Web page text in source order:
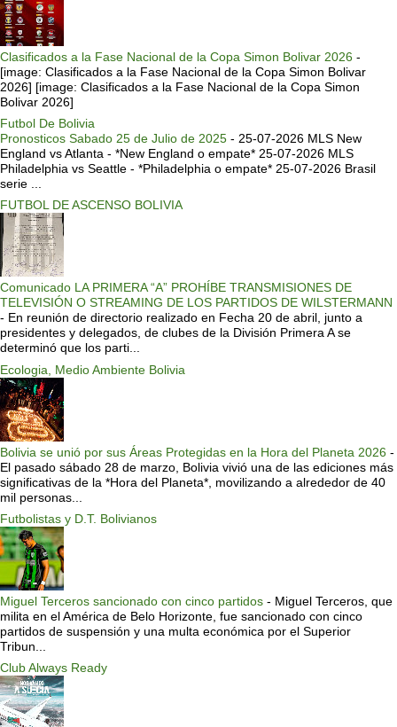
Clasificados a la Fase Nacional de la Copa Simon Bolivar 2026 -
[image: Clasificados a la Fase Nacional de la Copa Simon Bolivar
2026] [image: Clasificados a la Fase Nacional de la Copa Simon
Bolivar 2026]
Futbol De Bolivia
Pronosticos Sabado 25 de Julio de 2025 - 25-07-2026 MLS New
England vs Atlanta - *New England o empate* 25-07-2026 MLS
Philadelphia vs Seattle - *Philadelphia o empate* 25-07-2026 Brasil
serie ...
FUTBOL DE ASCENSO BOLIVIA
Comunicado LA PRIMERA “A” PROHÍBE TRANSMISIONES DE
TELEVISIÓN O STREAMING DE LOS PARTIDOS DE WILSTERMANN
- En reunión de directorio realizado en Fecha 20 de abril, junto a
presidentes y delegados, de clubes de la División Primera A se
determinó que los parti...
Ecologia, Medio Ambiente Bolivia
Bolivia se unió por sus Áreas Protegidas en la Hora del Planeta 2026 -
El pasado sábado 28 de marzo, Bolivia vivió una de las ediciones más
significativas de la *Hora del Planeta*, movilizando a alrededor de 40
mil personas...
Futbolistas y D.T. Bolivianos
Miguel Terceros sancionado con cinco partidos - Miguel Terceros, que
milita en el América de Belo Horizonte, fue sancionado con cinco
partidos de suspensión y una multa económica por el Superior
Tribun...
Club Always Ready